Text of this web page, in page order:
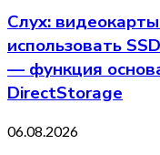
Слух:
использовать
— функция
DirectStorage
06.08.2026